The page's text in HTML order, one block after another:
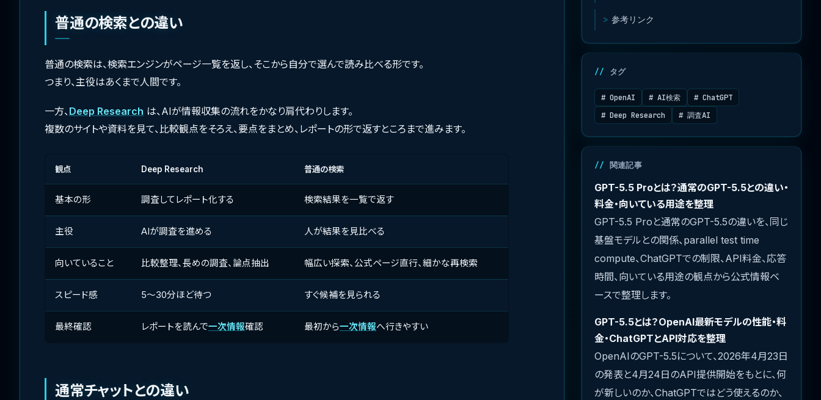
普通の検索との違い
普通の検索は、検索エンジンがページ一覧を返し、そこから自分で選んで読み比べる形です。
つまり、主役はあくまで人間です。
一方、 Deep Research は、AIが情報収集の流れをかなり肩代わりします。
複数のサイトや資料を見て、比較観点をそろえ、要点をまとめ、レポートの形で返すところまで進みます。
観点 Deep Research 普通の検索
基本の形 調査してレポート化する 検索結果を一覧で返す
主役 AIが調査を進める 人が結果を見比べる
向いていること 比較整理、長めの調査、論点抽出 幅広い探索、公式ページ直行、細かな再検索
スピード感 5〜30分ほど待つ すぐ候補を見られる
最終確認 レポートを読んで一次情報確認 最初から一次情報へ行きやすい
通常チャットとの違い
参考リンク
タグ
# OpenAI # AI検索
# ChatGPT
# Deep Research
# 調査AI
関連記事
GPT-5.5 Proとは？通常のGPT-5.5との違い・
料金・向いている用途を整理
GPT-5.5 Proと通常のGPT-5.5の違いを、同じ
基盤モデルとの関係、parallel test time
compute、ChatGPTでの制限、API料金、応答
時間、向いている用途の観点から公式情報ベ
ースで整理します。
GPT-5.5とは？OpenAI最新モデルの性能・料
金・ChatGPTとAPI対応を整理
OpenAIのGPT-5.5について、2026年4月23日
の発表と4月24日のAPI提供開始をもとに、何
が新しいのか、ChatGPTではどう使えるのか、